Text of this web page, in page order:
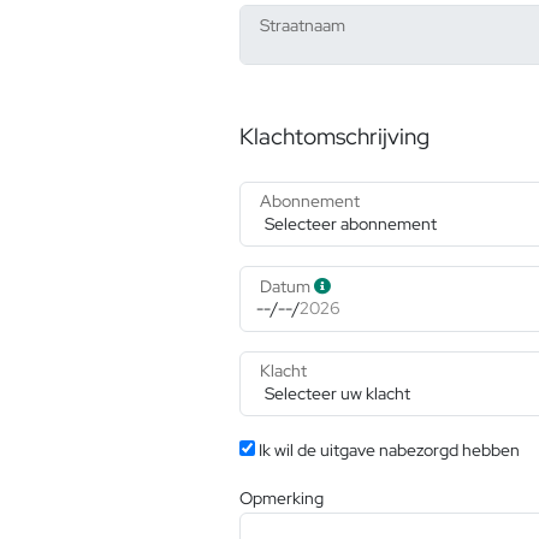
Straatnaam
Klachtomschrijving
Abonnement
Datum
Klacht
Ik wil de uitgave nabezorgd hebben
Opmerking